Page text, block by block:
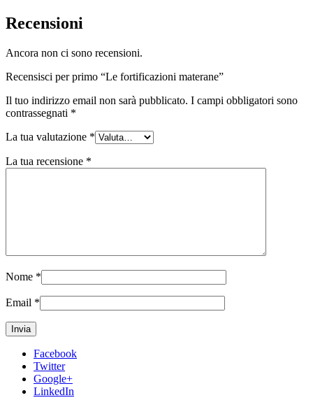
Recensioni
Ancora non ci sono recensioni.
Recensisci per primo “Le fortificazioni materane”
Il tuo indirizzo email non sarà pubblicato. I campi obbligatori sono
contrassegnati *
La tua valutazione *
La tua recensione *
Nome *
Email *
Facebook
Twitter
Google+
LinkedIn